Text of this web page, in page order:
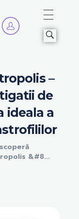
&#8...
–
de
ideala a